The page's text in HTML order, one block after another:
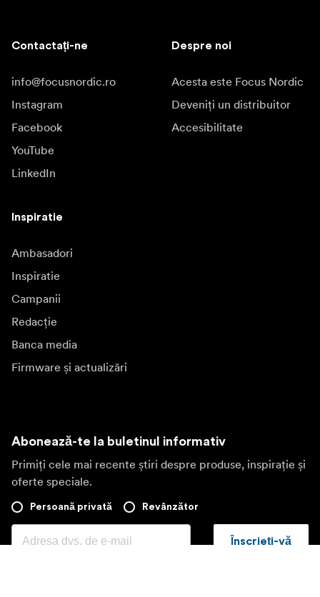
Contactați-ne
info@focusnordic.ro
Instagram
Facebook
YouTube
LinkedIn
Despre noi
Acesta este Focus Nordic
Deveniți un distribuitor
Accesibilitate
Inspiratie
Ambasadori
Inspiratie
Campanii
Redacție
Banca media
Firmware și actualizări
Abonează-te la buletinul informativ
Primiți cele mai recente știri despre produse, inspirație și
oferte speciale.
Persoană privată Revânzător
Înscrieți-vă